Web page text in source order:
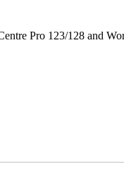
Pro 123/128 and